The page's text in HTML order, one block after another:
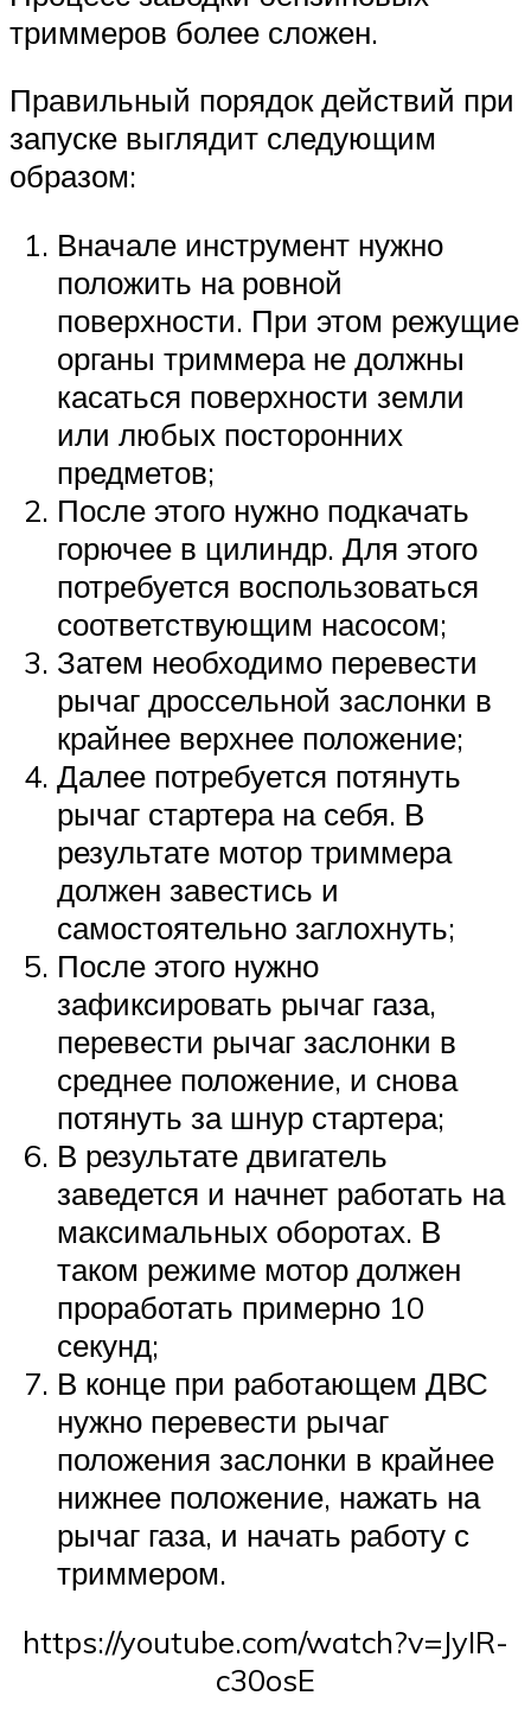
триммеров более сложен.
Правильный порядок действий при
запуске выглядит следующим
образом:
Вначале инструмент нужно
положить на ровной
поверхности. При этом режущие
органы триммера не должны
касаться поверхности земли
или любых посторонних
предметов;
После этого нужно подкачать
горючее в цилиндр. Для этого
потребуется воспользоваться
соответствующим насосом;
Затем необходимо перевести
рычаг дроссельной заслонки в
крайнее верхнее положение;
Далее потребуется потянуть
рычаг стартера на себя. В
результате мотор триммера
должен завестись и
самостоятельно заглохнуть;
После этого нужно
зафиксировать рычаг газа,
перевести рычаг заслонки в
среднее положение, и снова
потянуть за шнур стартера;
В результате двигатель
заведется и начнет работать на
максимальных оборотах. В
таком режиме мотор должен
проработать примерно 10
секунд;
В конце при работающем ДВС
нужно перевести рычаг
положения заслонки в крайнее
нижнее положение, нажать на
рычаг газа, и начать работу с
триммером.
https://youtube.com/watch?v=JyIR-
c30osE